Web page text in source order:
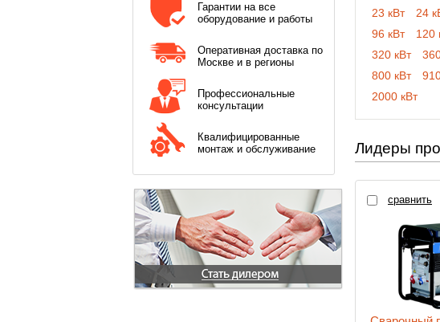
Гарантии на все
оборудование и работы
Оперативная доставка по
Москве и в регионы
Профессиональные
консультации
Квалифицированные
монтаж и обслуживание
23 кВт
24
96 кВт
120
320 кВт
800 кВт
2000 кВт
Лидеры
сравнить